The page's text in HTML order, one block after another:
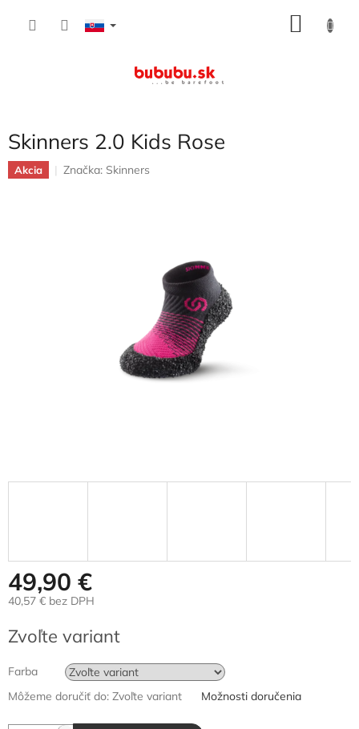
Skinners 2.0 Kids Rose
Akcia Značka: Skinners
49,90 €
40,57 € bez DPH
cena:
Zvoľte variant
Farba
Môžeme doručiť do: Zvoľte variant Možnosti doručenia